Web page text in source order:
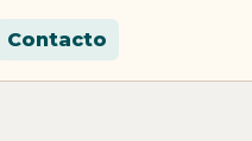
Contacto